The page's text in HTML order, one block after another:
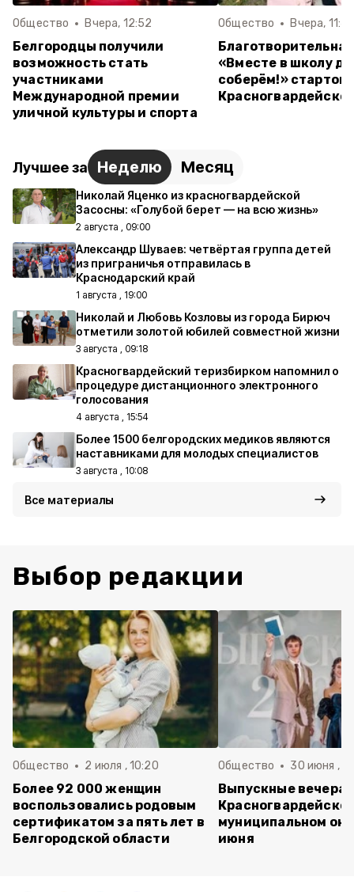
Общество Вчера, 12:52
Белгородцы получили
возможность стать
участниками
Международной премии
уличной культуры и спорта
Общество Вчера,
«Вместе в школу
соберём!»
Лучшее за Неделю Месяц
Николай Яценко из красногвардейской
Засосны: «Голубой берет — на всю жизнь»
2 августа , 09:00
Александр Шуваев: четвёртая группа детей
из приграничья отправилась в
Краснодарский край
1 августа , 19:00
Николай и Любовь Козловы из города Бирюч
отметили золотой юбилей совместной жизни
3 августа , 09:18
Красногвардейский теризбирком напомнил о
процедуре дистанционного электронного
голосования
4 августа , 15:54
Более 1500 белгородских медиков являются
наставниками для молодых специалистов
3 августа , 10:08
Все материалы
Выбор редакции
Общество 2 июля , 10:20
Более 92 000 женщин
воспользовались родовым
сертификатом за пять лет в
Белгородской области
Общество 30 июня ,
Выпускные вечера
муниципальном
июня